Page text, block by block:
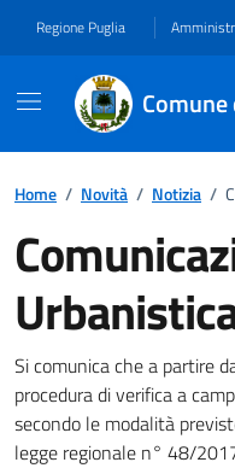
Regione Puglia
Home / Novità / Notizia /
Dettagli
Si comunica che a partire
procedura di verifica a
secondo le modalità
legge regionale n° 48/